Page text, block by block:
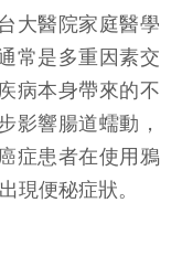
大醫院家庭醫學
常是多重因素交
病本身帶來的不
影響腸道蠕動，
症患者在使用鴉
現便秘症狀。